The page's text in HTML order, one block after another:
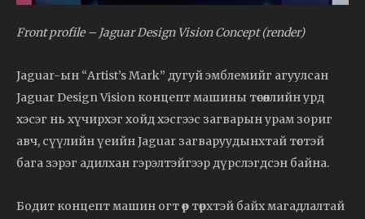
Front profile – Jaguar Design Vision Concept (render)
Jaguar-ын “Artist’s Mark” дугуй эмблемийг агуулсан
Jaguar Design Vision концепт машины төсөөллийн урд
хэсэг нь хүчирхэг хойд хэсгээс загварын урам зориг
авч, сүүлийн үеийн Jaguar загваруудынхтай төстэй
бага зэрэг адилхан гэрэлтэйгээр дүрслэгдсэн байна.
Бодит концепт машин огт өөр төрхтэй байх магадлалтай